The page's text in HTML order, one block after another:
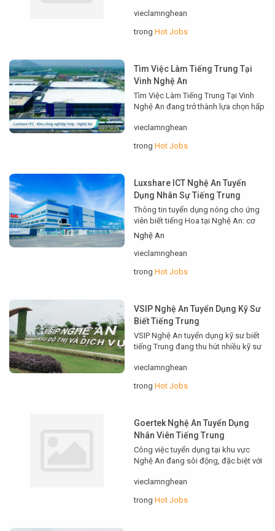
hướng dẫn chi tiết về vị trí, yêu cầu,
tìm việc sẽ nắm rõ bước chuẩn bị cần
vieclamnghean
trongHot Jobs
Tìm Việc Làm Tiếng Trung Tại
Vinh Nghệ An
Tìm Việc Làm Tiếng Trung Tại Vinh
Nghệ An đang trở thành lựa chọn hấp
tích cơ hội, kỹ năng cần có, nguồn tìm
Mục tiêu là giúp bạn nắm rõ đường đi
vieclamnghean
trongHot Jobs
Luxshare ICT Nghệ An Tuyển
Dụng Nhân Sự Tiếng Trung
Thông tin tuyển dụng nóng cho ứng
viên biết tiếng Hoa tại Nghệ An: cơ
hội nghề nghiệp cùng Luxshare ICT
Nghệ An, vị trí, yêu cầu, chế độ đãi
ngộ và cách ứng tuyển hiệu quả. Bài
bạn chuẩn bị hồ sơ và phỏng vấn tự…
Nghệ An
vieclamnghean
trongHot Jobs
VSIP Nghệ An Tuyển Dụng Kỹ Sư
Biết Tiếng Trung
VSIP Nghệ An tuyển dụng kỹ sư biết
tiếng Trung đang thu hút nhiều kỹ sư
nghiệp hiện đại. Bài viết này sẽ trình
quy trình ứng tuyển và mẹo phỏng
vieclamnghean
trongHot Jobs
Goertek Nghệ An Tuyển Dụng
Nhân Viên Tiếng Trung
Công việc tuyển dụng tại khu vực
Nghệ An đang sôi động, đặc biệt với
Với nhiều vị trí cho nhân viên giao
Goertek Nghệ An Tuyển Dụng Nhân
vieclamnghean
trongHot Jobs